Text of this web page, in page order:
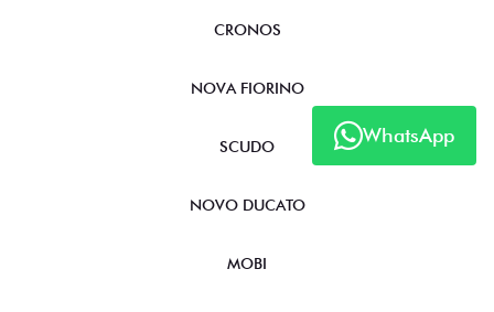
WhatsApp
CRONOS
NOVA FIORINO
SCUDO
NOVO DUCATO
MOBI